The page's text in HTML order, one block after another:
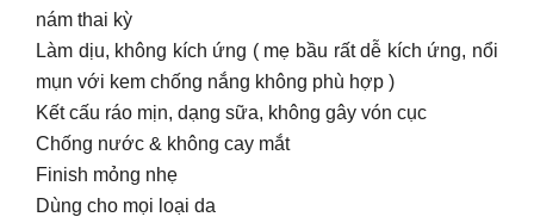
nám thai kỳ
Làm dịu, không kích ứng ( mẹ bầu rất dễ kích ứng, nổi
mụn với kem chống nắng không phù hợp )
Kết cấu ráo mịn, dạng sữa, không gây vón cục
Chống nước & không cay mắt
Finish mỏng nhẹ
Dùng cho mọi loại da